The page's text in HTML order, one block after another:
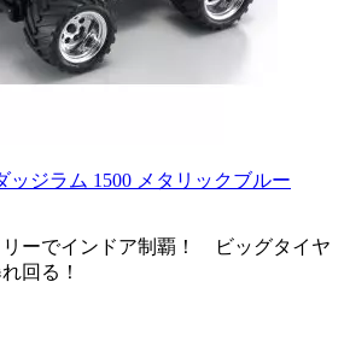
ッジラム 1500 メタリックブルー
リーでインドア制覇！ ビッグタイヤ
回る！